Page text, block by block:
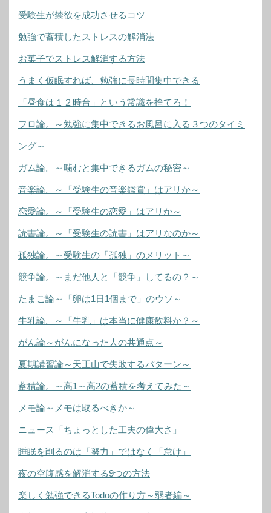
受験生が禁欲を成功させるコツ
勉強で蓄積したストレスの解消法
お菓子でストレス解消する方法
うまく仮眠すれば、勉強に長時間集中できる
「昼食は１２時台」という常識を捨てろ！
フロ論。～勉強に集中できるお風呂に入る３つのタイミ
ング～
ガム論。～噛むと集中できるガムの秘密～
音楽論。～「受験生の音楽鑑賞」はアリか～
恋愛論。～「受験生の恋愛」はアリか～
読書論。～「受験生の読書」はアリなのか～
孤独論。～受験生の「孤独」のメリット～
競争論。～まだ他人と「競争」してるの？～
たまご論～「卵は1日1個まで」のウソ～
牛乳論。～「牛乳」は本当に健康飲料か？～
がん論～がんになった人の共通点～
夏期講習論～天王山で失敗するパターン～
蓄積論。～高1～高2の蓄積を考えてみた～
メモ論～メモは取るべきか～
ニュース「ちょっとした工夫の偉大さ」
睡眠を削るのは「努力」ではなく「怠け」
夜の空腹感を解消する9つの方法
楽しく勉強できるTodoの作り方～弱者編～